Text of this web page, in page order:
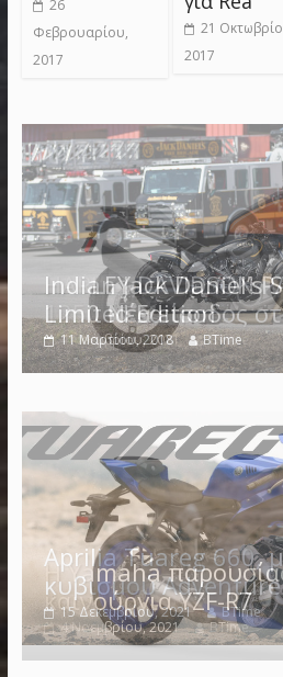
26
Φεβρουαρίου,
2017
21
2017
Indian Jack Daniel’s
Limited Edition
11 Μαρτίου, 2018 BTime
Η Yamaha
καινούργια YZF-R7
4 Νοεμβρίου, 2021 BTime